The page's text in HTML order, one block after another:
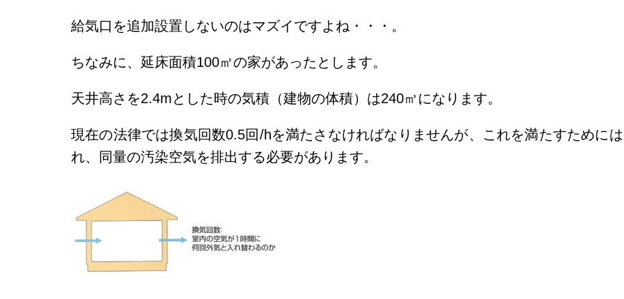
給気口を追加設置しないのはマズイですよね・・・。
ちなみに、延床面積100㎡の家があったとします。
天井高さを2.4mとした時の気積（建物の体積）は240㎥になります。
現在の法律では換気回数0.5回/hを満たさなければなりませんが、これを満たすために
れ、同量の汚染空気を排出する必要があります。